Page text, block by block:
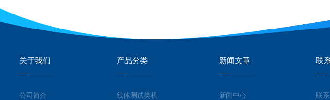
关于我们
公司简介
产品分类
线体测试类机
新闻文章
新闻中心
联
联